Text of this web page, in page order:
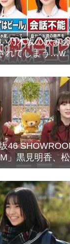
乃木坂の飲み
れてしまう…w
ノ、梅澤美波
46
」黒見明香、